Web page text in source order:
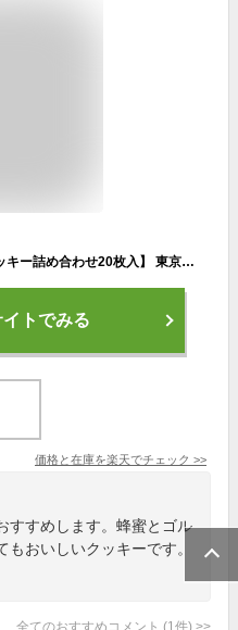
バレンタイン 2023 詰め合わせ【クッキー詰め合わせ20枚入】 東京ミルクチーズ工場 あす楽 スイーツ 焼き菓子 クッキー 詰合せ おつまみ チーズ カマンベール ゴルゴンゾーラ 蜂蜜プレゼント 東京 お土産 スイーツ 内祝い お礼 お返し
トでみる
価格と在庫を楽天でチェック >>
すすめします。蜂蜜とゴル
おいしいクッキーです。
全てのおすすめコメント (1 件) >